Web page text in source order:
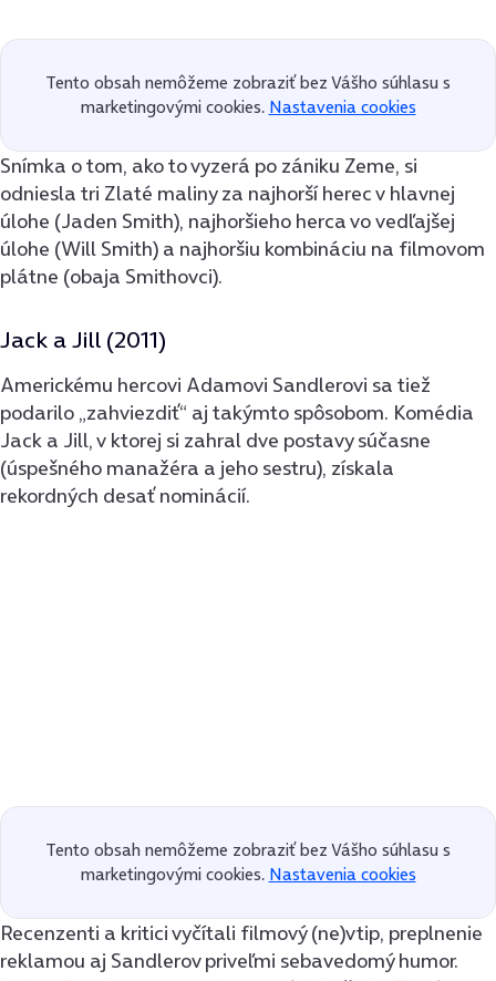
Tento obsah nemôžeme zobraziť bez Vášho súhlasu s
marketingovými cookies. Nastavenia cookies
Snímka o tom, ako to vyzerá po zániku Zeme, si
odniesla tri Zlaté maliny za najhorší herec v hlavnej
úlohe (Jaden Smith), najhoršieho herca vo vedľajšej
úlohe (Will Smith) a najhoršiu kombináciu na filmovom
plátne (obaja Smithovci).
Jack a Jill (2011)
Americkému hercovi Adamovi Sandlerovi sa tiež
podarilo „zahviezdiť“ aj takýmto spôsobom. Komédia
Jack a Jill, v ktorej si zahral dve postavy súčasne
(úspešného manažéra a jeho sestru), získala
rekordných desať nominácií.
Tento obsah nemôžeme zobraziť bez Vášho súhlasu s
marketingovými cookies. Nastavenia cookies
Recenzenti a kritici vyčítali filmový (ne)vtip, preplnenie
reklamou aj Sandlerov priveľmi sebavedomý humor.